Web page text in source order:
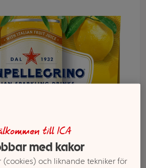
till ICA
med kakor
(cookies) och liknande tekniker för